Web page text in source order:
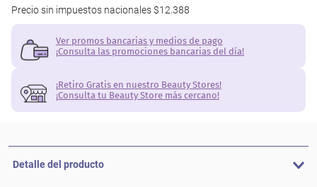
Precio sin impuestos nacionales $12.388
Ver promos bancarias y medios de pago
¡Consulta las promociones bancarias del día!
¡Retiro Gratis en nuestro Beauty Stores!
¡Consulta tu Beauty Store más cercano!
Detalle del producto
10